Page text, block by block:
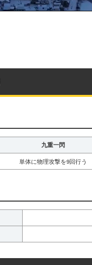
九重一閃
単体に物理攻撃を9回行う